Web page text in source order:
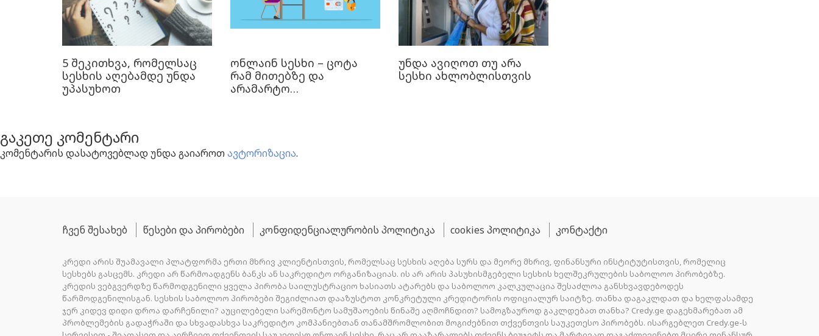
5 შეკითხვა, რომელსაც
სესხის აღებამდე უნდა
უპასუხოთ
ონლაინ სესხი – ცოტა
რამ მითებზე და
არამარტო…
უნდა ავიღოთ თუ არა
სესხი ახლობლისთვის
გაკეთე კომენტარი
კომენტარის დასატოვებლად უნდა გაიაროთ ავტორიზაცია.
ჩვენ შესახებ წესები და პირობები კონფიდენციალურობის პოლიტიკა cookies პოლიტიკა კონტაქტი
კრედი არის შუამავალი პლატფორმა ერთი მხრივ კლიენტისთვის, რომელსაც სესხის აღება სურს და მეორე მხრივ, ფინანსური ინსტიტუტისთვის, რომელიც
სესხებს გასცემს. კრედი არ წარმოადგენს ბანკს ან საკრედიტო ორგანიზაციას. ის არ არის პასუხისმგებელი სესხის ხელშეკრულების საბოლოო პირობებზე.
კრედის ვებგვერდზე წარმოდგენილი ყველა პირობა საილუსტრაციო ხასიათს ატარებს და საბოლოო კალკულაცია შესაძლოა განსხვავდებოდეს
წარმოდგენილისგან. სესხის საბოლოო პირობები შეგიძლიათ დააზუსტოთ კონკრეტული კრედიტორის ოფიციალურ საიტზე. თანხა დაგაკლდათ და ხელფასამდე
ჯერ კიდევ დიდი დროა დარჩენილი? აუცილებელი სარემონტო სამუშაოების წინაშე აღმოჩნდით? სამოგზაუროდ გაკლდებათ თანხა? Credy.ge დაგეხმარებათ ამ
პრობლემების გადაჭრაში და სხვადასხვა საკრედიტო კომპანიებთან თანამშრომლობით მოგიძებნით თქვენთვის საუკეთესო პირობებს. ისარგებლეთ Credy.ge-ს